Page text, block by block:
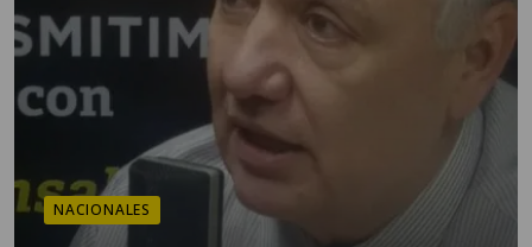
NACIONALES